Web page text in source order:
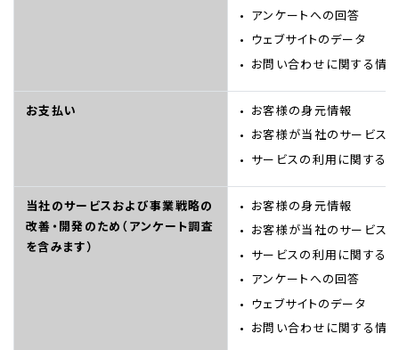
アンケートへの回答
ウェブサイトのデータ
お問い合わせに関する情
お支払い
お客様の身元情報
お客様が当社のサービス
サービスの利用に関する
当社のサービスおよび事業戦略の
改善・開発のため（アンケート調査
を含みます）
お客様の身元情報
お客様が当社のサービス
サービスの利用に関する
アンケートへの回答
ウェブサイトのデータ
お問い合わせに関する情